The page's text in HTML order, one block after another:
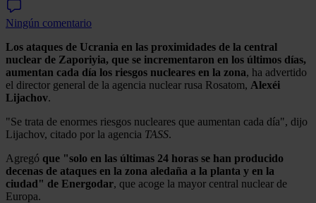
Ningún comentario
Los ataques de Ucrania en las proximidades de la central
nuclear de Zaporiyia, que se incrementaron en los últimos días,
aumentan cada día los riesgos nucleares en la zona, ha advertido
el director general de la agencia nuclear rusa Rosatom, Alexéi
Lijachov.
"Se trata de enormes riesgos nucleares que aumentan cada día", dijo
Lijachov, citado por la agencia TASS.
Agregó que "solo en las últimas 24 horas se han producido
decenas de ataques en la zona aledaña a la planta y en la
ciudad" de Energodar, que acoge la mayor central nuclear de
Europa.